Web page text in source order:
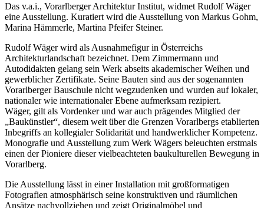
Das v.a.i., Vorarlberger Architektur Institut, widmet Rudolf Wäger
eine Ausstellung. Kuratiert wird die Ausstellung von Markus Gohm,
Marina Hämmerle, Martina Pfeifer Steiner.
Rudolf Wäger wird als Ausnahmefigur in Österreichs
Architekturlandschaft bezeichnet. Dem Zimmermann und
Autodidakten gelang sein Werk abseits akademischer Weihen und
gewerblicher Zertifikate. Seine Bauten sind aus der sogenannten
Vorarlberger Bauschule nicht wegzudenken und wurden auf lokaler,
nationaler wie internationaler Ebene aufmerksam rezipiert.
Wäger, gilt als Vordenker und war auch prägendes Mitglied der
„Baukünstler“, diesem weit über die Grenzen Vorarlbergs etablierten
Inbegriffs an kollegialer Solidarität und handwerklicher Kompetenz.
Monografie und Ausstellung zum Werk Wägers beleuchten erstmals
einen der Pioniere dieser vielbeachteten baukulturellen Bewegung in
Vorarlberg.
Die Ausstellung lässt in einer Installation mit großformatigen
Fotografien atmosphärisch seine konstruktiven und räumlichen
Ansätze nachvollziehen und zeigt Originalmöbel und